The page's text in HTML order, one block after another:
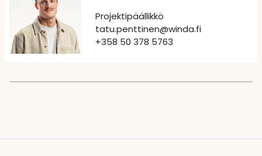
Projektipäällikkö
tatu.penttinen@winda.fi
+358 50 378 5763